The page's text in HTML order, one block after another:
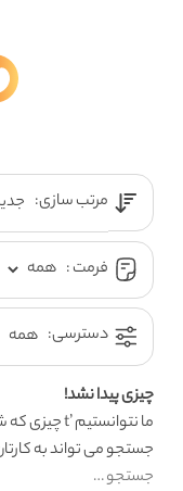
مرتب سازی:
فرمت :
دسترسی:
چیزی پیدا نشد!
جستجو می تواند به
جستجو